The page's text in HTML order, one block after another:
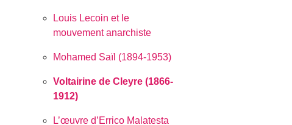
Louis Lecoin et le
mouvement anarchiste
Mohamed Saïl (1894-1953)
Voltairine de Cleyre (1866-
1912)
L’œuvre d’Errico Malatesta